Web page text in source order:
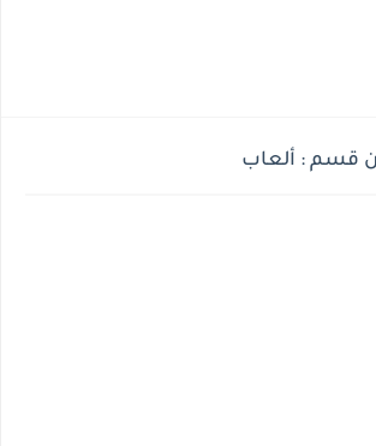
قسم : ألعاب